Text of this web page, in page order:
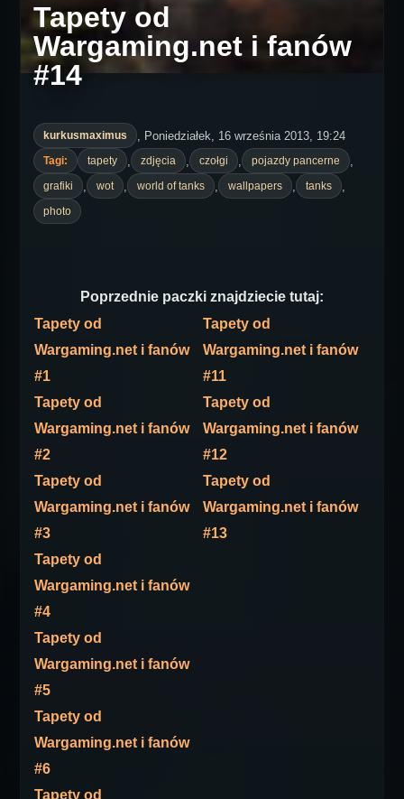
Tapety od
Wargaming.net i fanów
#14
kurkusmaximus , Poniedziałek, 16 września 2013, 19:24
Tagi: tapety zdjęcia czołgi pojazdy pancerne
grafiki wot world of tanks wallpapers tanks
photo
Poprzednie paczki znajdziecie tutaj:
Tapety od
Wargaming.net i fanów
#1
Tapety od
Wargaming.net i fanów
#2
Tapety od
Wargaming.net i fanów
#3
Tapety od
Wargaming.net i fanów
#4
Tapety od
Wargaming.net i fanów
#5
Tapety od
Wargaming.net i fanów
#6
Tapety od
Tapety od
Wargaming.net i fanów
#11
Tapety od
Wargaming.net i fanów
#12
Tapety od
Wargaming.net i fanów
#13